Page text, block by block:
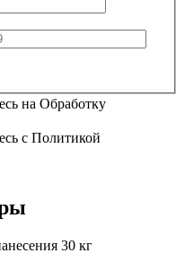
на Обработку
с Политикой